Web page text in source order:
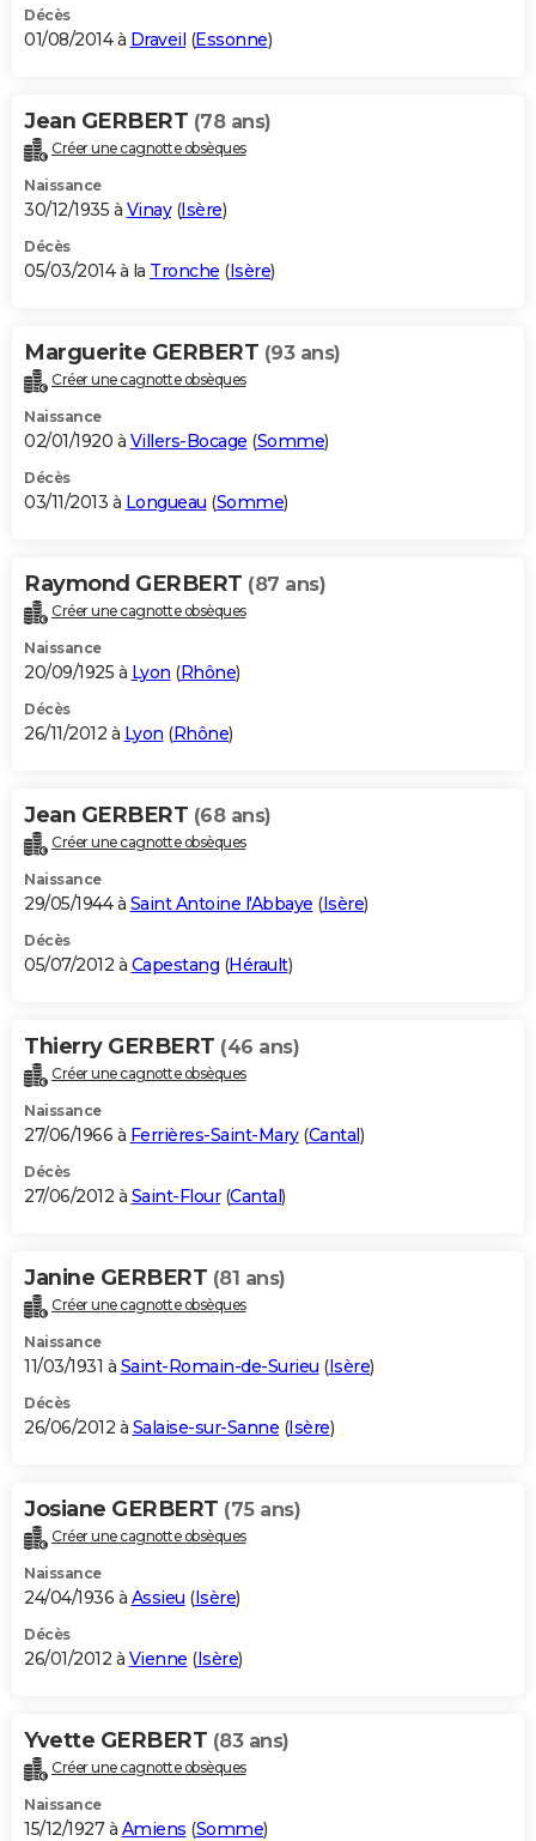
Décès
01/08/2014 à Draveil (Essonne)
Jean GERBERT (78 ans)
Créer une cagnotte obsèques
Naissance
30/12/1935 à Vinay(Isère)
Décès
05/03/2014 à la Tronche (Isère)
Marguerite GERBERT (93 ans)
Créer une cagnotte obsèques
Naissance
02/01/1920 à Villers-Bocage (Somme)
Décès
03/11/2013 à Longueau (Somme)
Raymond GERBERT (87 ans)
Créer une cagnotte obsèques
Naissance
20/09/1925 à Lyon (Rhône)
Décès
26/11/2012 à Lyon (Rhône)
Jean GERBERT (68 ans)
Créer une cagnotte obsèques
Naissance
29/05/1944 à Saint Antoine l'Abbaye (Isère)
Décès
05/07/2012 à Capestang (Hérault)
Thierry GERBERT (46 ans)
Créer une cagnotte obsèques
Naissance
27/06/1966 à Ferrières-Saint-Mary(Cantal)
Décès
27/06/2012 à Saint-Flour(Cantal)
Janine GERBERT (81 ans)
Créer une cagnotte obsèques
Naissance
11/03/1931 à Saint-Romain-de-Surieu (Isère)
Décès
26/06/2012 à Salaise-sur-Sanne (Isère)
Josiane GERBERT (75 ans)
Créer une cagnotte obsèques
Naissance
24/04/1936 à Assieu (Isère)
Décès
26/01/2012 à Vienne (Isère)
Yvette GERBERT (83 ans)
Créer une cagnotte obsèques
Naissance
15/12/1927 à Amiens (Somme)